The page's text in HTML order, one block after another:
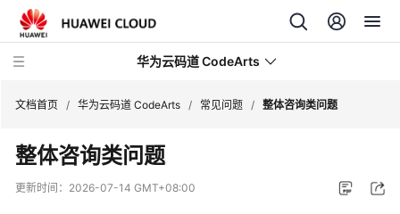
华为云码道 CodeArts
产
品
文档首页 / 华为云码道 CodeArts / 常见问题 / 整体咨询类问题
整体咨询类问题
更新时间： 2026-07-14 GMT+08:00